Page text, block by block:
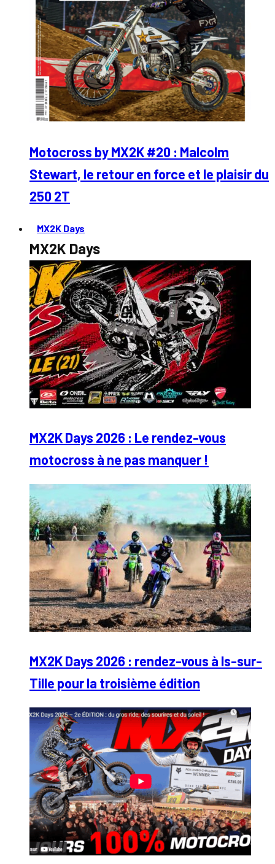
Motocross by MX2K #20 : Malcolm
Stewart, le retour en force et le plaisir du
250 2T
MX2K Days
MX2K Days
MX2K Days 2026 : Le rendez-vous
motocross à ne pas manquer !
MX2K Days 2026 : rendez-vous à Is-sur-
Tille pour la troisième édition